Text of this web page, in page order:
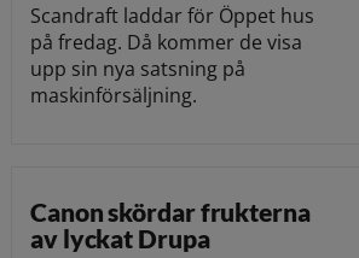
Scandraft laddar för Öppet hus
på fredag. Då kommer de visa
upp sin nya satsning på
maskinförsäljning.
Canon skördar frukterna
av lyckat Drupa